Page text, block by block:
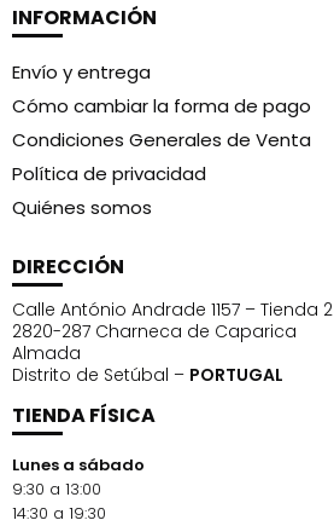
INFORMACIÓN
Envío y entrega
Cómo cambiar la forma de pago
Condiciones Generales de Venta
Política de privacidad
Quiénes somos
DIRECCIÓN
Calle António Andrade 1157 – Tienda 2
2820-287 Charneca de Caparica
Almada
Distrito de Setúbal – PORTUGAL
TIENDA FÍSICA
Lunes a sábado
9:30 a 13:00
14:30 a 19:30